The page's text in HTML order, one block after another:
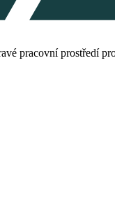
pracovní prostředí